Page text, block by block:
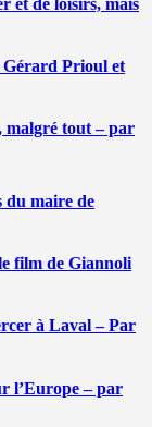
et de loisirs, mais
Prioul et
malgré tout – par
du maire de
film de Giannoli
à Laval – Par
l’Europe – par